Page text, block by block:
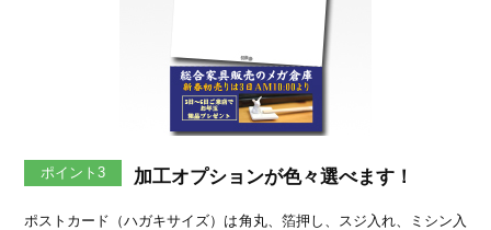
ポイント3 加工オプションが色々選べます！
ポストカード（ハガキサイズ）は角丸、箔押し、スジ入れ、ミシン入